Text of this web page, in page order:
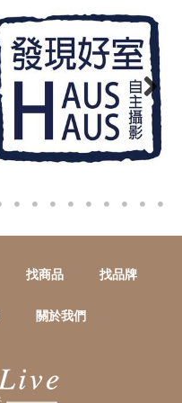
找商品 找品牌
關於我們